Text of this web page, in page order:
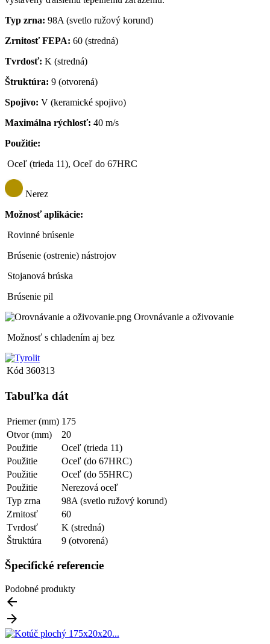
Typ zrna: 98A (svetlo ružový korund)
Zrnitosť FEPA: 60 (stredná)
Tvrdosť: K (stredná)
Štruktúra: 9 (otvorená)
Spojivo: V (keramické spojivo)
Maximálna rýchlosť: 40 m/s
Použitie:
Oceľ (trieda 11), Oceľ do 67HRC
Nerez
Možnosť aplikácie:
Rovinné brúsenie
Brúsenie (ostrenie) nástrojov
Stojanová brúska
Brúsenie pil
Orovnávanie a oživovanie
Možnosť s chladením aj bez
Kód 360313
Tabuľka dát
Priemer (mm) 175
Otvor (mm)
20
Použitie
Oceľ (trieda 11)
Použitie
Oceľ (do 67HRC)
Použitie
Oceľ (do 55HRC)
Použitie
Nerezová oceľ
Typ zrna
98A (svetlo ružový korund)
Zrnitosť
60
Tvrdosť
K (stredná)
Štruktúra
9 (otvorená)
Špecifické referencie
Podobné produkty

